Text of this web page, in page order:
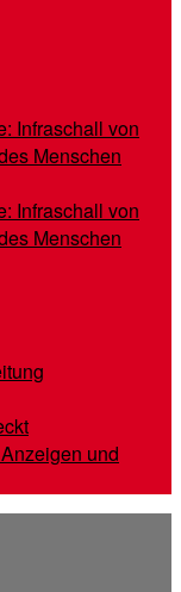
Infraschall von
Menschen
Infraschall von
Menschen
und